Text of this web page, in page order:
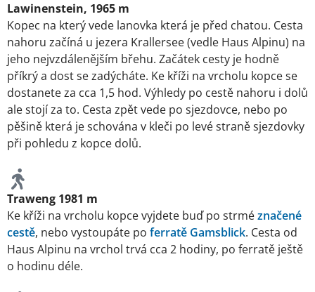
Lawinenstein, 1965 m
Kopec na který vede lanovka která je před chatou. Cesta
nahoru začíná u jezera Krallersee (vedle Haus Alpinu) na
jeho nejvzdálenějším břehu. Začátek cesty je hodně
příkrý a dost se zadýcháte. Ke kříži na vrcholu kopce se
dostanete za cca 1,5 hod. Výhledy po cestě nahoru i dolů
ale stojí za to. Cesta zpět vede po sjezdovce, nebo po
pěšině která je schována v kleči po levé straně sjezdovky
při pohledu z kopce dolů.
Traweng 1981 m
Ke kříži na vrcholu kopce vyjdete buď po strméznačené
cestě, nebo vystoupáte po ferratě Gamsblick. Cesta od
Haus Alpinu na vrchol trvá cca 2 hodiny, po ferratě ještě
o hodinu déle.